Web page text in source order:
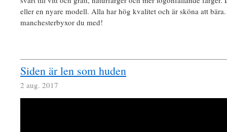
eller en nyare modell. Alla har hög kvalitet och är sköna att
manchesterbyxor du med!
Siden är len som huden
2 aug. 2017